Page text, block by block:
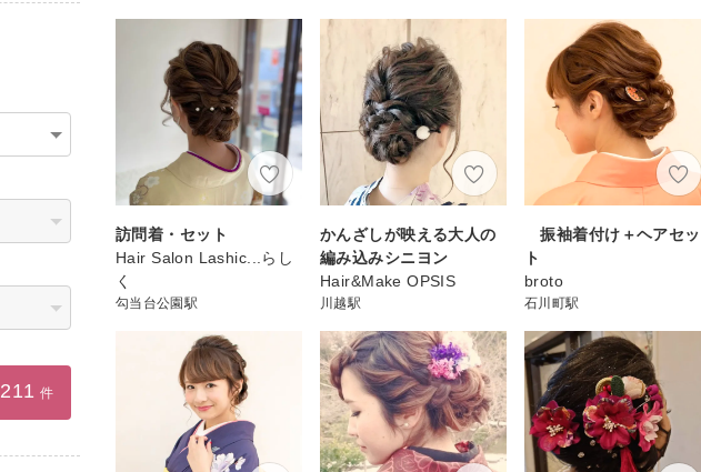
訪問着・セット
Hair Salon Lashic...らし
く
勾当台公園駅
かんざしが映える大人の
編み込みシニヨン
Hair&Make OPSIS
川越駅
振袖着付け＋ヘアセッ
ト
broto
石川町駅
211 件